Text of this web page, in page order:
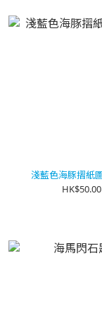
淺藍色海豚摺紙
HK$50.00